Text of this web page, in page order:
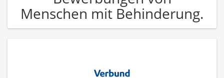
Menschen mit Behinderung.